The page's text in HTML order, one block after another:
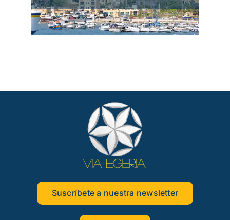
Suscríbete a nuestra newsletter